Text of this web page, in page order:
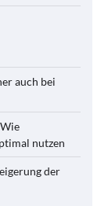
auch bei
nutzen
der